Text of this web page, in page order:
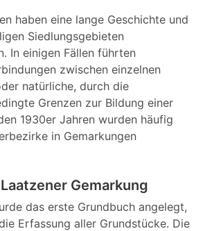
haben eine lange Geschichte und
Siedlungsgebieten
In einigen Fällen führten
zwischen einzelnen
natürliche, durch die
Grenzen zur Bildung einer
1930er Jahren wurden häufig
in Gemarkungen
Gemarkung
das erste Grundbuch angelegt,
Erfassung aller Grundstücke. Die